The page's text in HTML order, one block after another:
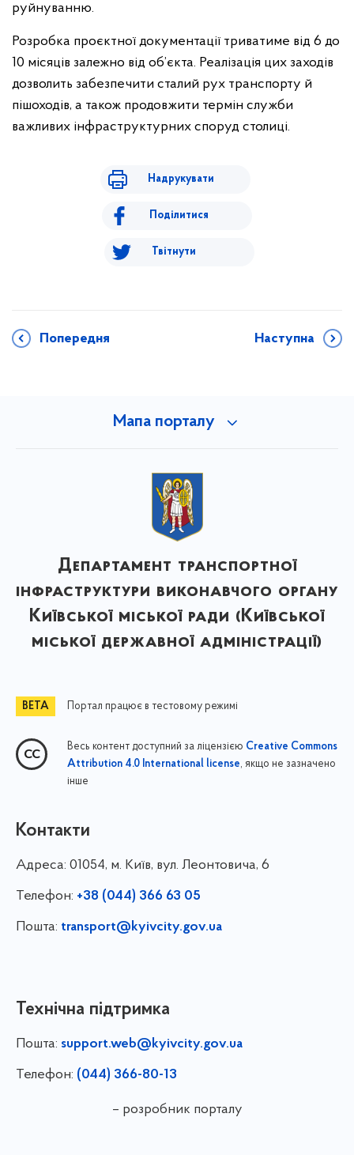
руйнуванню.
Розробка проєктної документації триватиме від 6 до
10 місяців залежно від об’єкта. Реалізація цих заходів
дозволить забезпечити сталий рух транспорту й
пішоходів, а також продовжити термін служби
важливих інфраструктурних споруд столиці.
Надрукувати
Поділитися
Твітнути
Попередня Наступна
Мапа порталу
Департамент транспортної
інфраструктури виконавчого органу
Київської міської ради (Київської
міської державної адміністрації)
Портал працює в тестовому режимі
Весь контент доступний за ліцензією Creative Commons
Attribution 4.0 International license, якщо не зазначено
інше
Контакти
Адреса: 01054, м. Київ, вул. Леонтовича, 6
Телефон: +38 (044) 366 63 05
Пошта: transport@kyivcity.gov.ua
Технічна підтримка
Пошта: support.web@kyivcity.gov.ua
Телефон: (044) 366-80-13
– розробник порталу